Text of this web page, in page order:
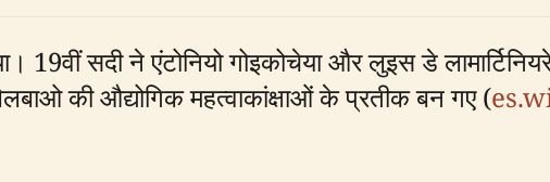
19वीं सदी ने एंटोनियो गोइकोचेया और लुइस डे लामार्टिनियरे
की औद्योगिक महत्वाकांक्षाओं के प्रतीक बन गए (